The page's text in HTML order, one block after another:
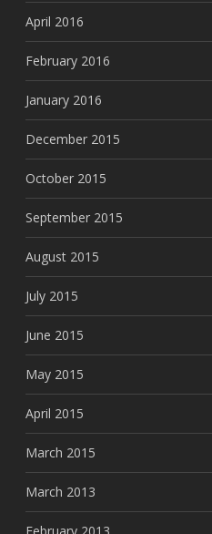
April 2016
February 2016
January 2016
December 2015
October 2015
September 2015
August 2015
July 2015
June 2015
May 2015
April 2015
March 2015
March 2013